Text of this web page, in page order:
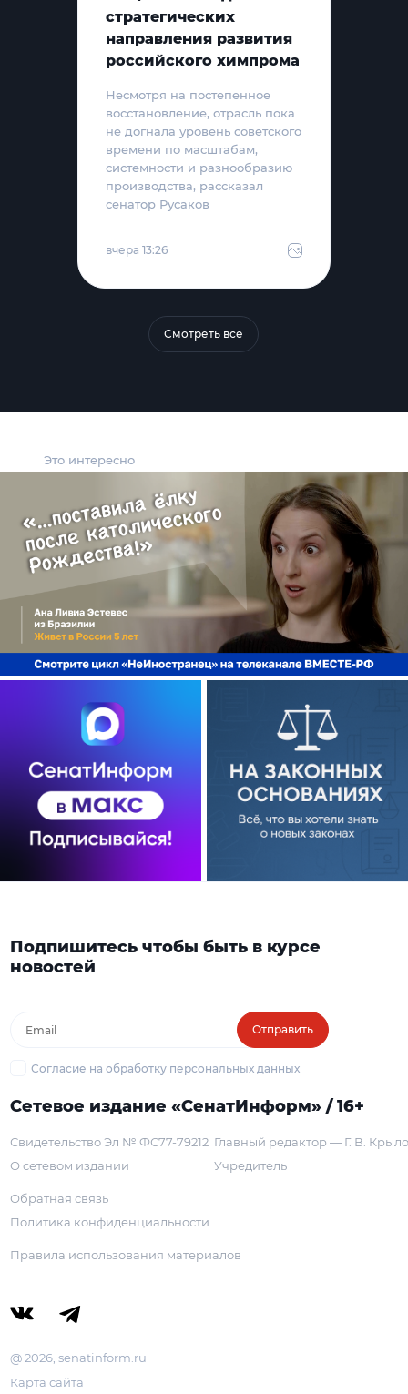
Это интересно
стратегических
направления развития
российского химпрома
Несмотря на постепенное
восстановление, отрасль пока
не догнала уровень советского
времени по масштабам,
системности и разнообразию
производства, рассказал
сенатор Русаков
вчера 13:26
Смотреть все
Подпишитесь чтобы быть в курсе
новостей
Отправить
Согласие на обработку персональных данных
Сетевое издание «СенатИнформ» / 16+
Свидетельство Эл № ФС77-79212
О сетевом издании
Главный редактор — Г. В.
Учредитель
Обратная связь
Политика конфиденциальности
Правила использования материалов
@ 2026, senatinform.ru
Карта сайта